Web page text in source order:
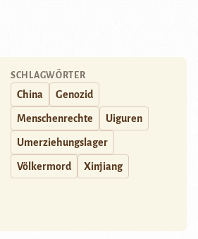
SCHLAGWÖRTER
China Genozid
Menschenrechte Uiguren
Umerziehungslager
Völkermord Xinjiang